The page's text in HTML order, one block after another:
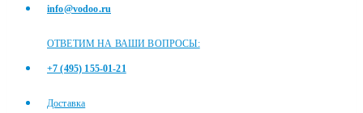
info@vodoo.ru
ОТВЕТИМ НА ВАШИ ВОПРОСЫ:
+7 (495) 155-01-21
Доставка